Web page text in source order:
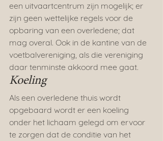
een uitvaartcentrum zijn mogelijk; er
zijn geen wettelijke regels voor de
opbaring van een overledene; dat
mag overal. Ook in de kantine van de
voetbalvereniging, als die vereniging
daar tenminste akkoord mee gaat.
Koeling
Als een overledene thuis wordt
opgebaard wordt er een koeling
onder het lichaam gelegd om ervoor
te zorgen dat de conditie van het